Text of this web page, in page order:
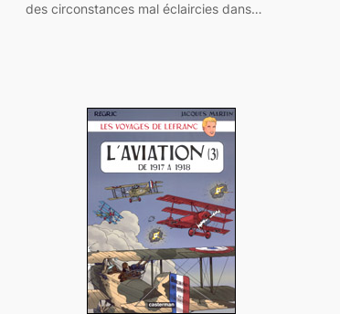
des circonstances mal éclaircies dans…